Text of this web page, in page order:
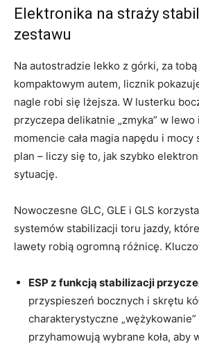
Elektronika na straży
zestawu
Na autostradzie lekko z górki, za
kompaktowym autem, licznik
nagle robi się lżejsza. W lusterku
przyczepa delikatnie „zmyka” w lewo
momencie cała magia napędu i
plan – liczy się to, jak szybko
sytuację.
Nowoczesne GLC, GLE i GLS
systemów stabilizacji toru jazdy,
lawety robią ogromną różnicę.
ESP z funkcją stabilizacji
przyspieszeń bocznych i skrętu
charakterystyczne
przyhamowują wybrane koła, aby